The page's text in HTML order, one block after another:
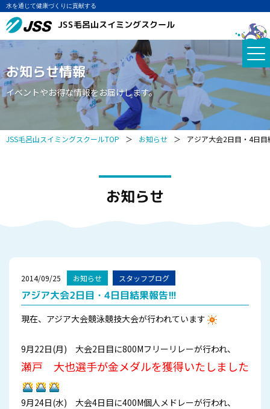
水を通じて健康づくりに貢献する
JSS毛呂山スイミングスクール
お知らせ情報
イベントやお得な情報をお届けします。
JSS毛呂山スイミングスクールTOP ＞ お知らせ ＞ アジア大会2日目・4日目
お知らせ
2014/09/25 お知らせ スタッフブログ
アジア大会2日目・4日目結果報告!!!
現在、アジア大会競泳競技大会が行われています
9月22日(月) 大会2日目に800Mフリーリレーが行われ、
瀬戸 大也選手が金メダルを獲得いたしました
9月24日(水) 大会4日目に400M個人メドレーが行われ、